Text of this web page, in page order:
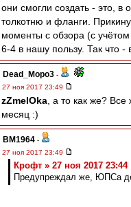
они смогли создать - это, в
толкотню и фланги.
моменты с обзора (с
6-4 в нашу пользу. Так что -
Dead_Mopo3 -
27 ноя 2017 23:49
zZmeIOka , а то как же?
месяц :)
BM1964 -
27 ноя 2017 23:49
Крофт » 27 ноя 2017 23:44
Предупреждал же, ЮПСа